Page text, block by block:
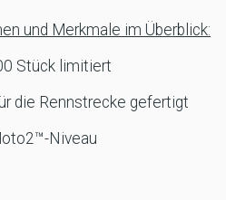
und Merkmale im Überblick:
Stück limitiert
die Rennstrecke gefertigt
Niveau